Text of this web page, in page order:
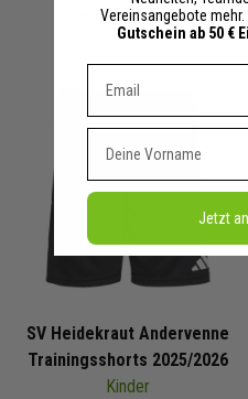
+ 0 Interessenten
SV Heidekraut Andervenne
Trainingsshorts 2025/2026
Kinder
Vereinsangebote
Gutschein ab 50 €
Jetzt